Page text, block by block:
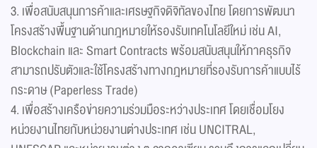
3. เพื่อสนับสนุนการค้าและเศรษฐกิจดิจิทัลของไทย โดยการพัฒนา
โครงสร้างพื้นฐานด้านกฎหมายให้รองรับเทคโนโลยีใหม่ เช่น AI,
Blockchain และ Smart Contracts พร้อมสนับสนุนให้ภาคธุรกิจ
สามารถปรับตัวและใช้โครงสร้างทางกฎหมายที่รองรับการค้าแบบไร้
กระดาษ (Paperless Trade)
4. เพื่อสร้างเครือข่ายความร่วมมือระหว่างประเทศ โดยเชื่อมโยง
หน่วยงานไทยกับหน่วยงานต่างประเทศ เช่น UNCITRAL,